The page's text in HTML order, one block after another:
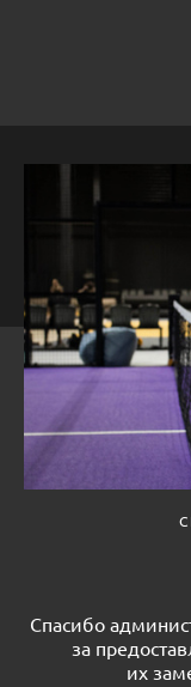
Спасибо
за
их